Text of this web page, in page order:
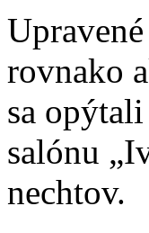
rovnako
sa
salónu
nechtov.